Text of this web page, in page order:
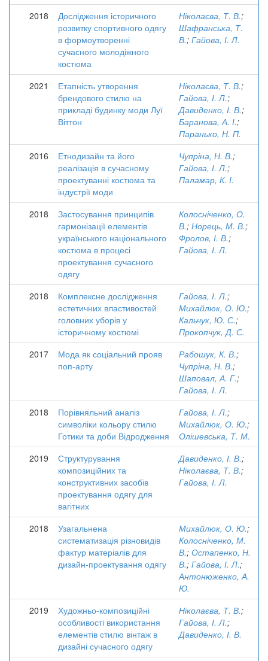
2018
Дослідження історичного
розвитку спортивного одягу
в формоутворенні
сучасного молодіжного
костюма
Ніколаєва, Т. В.;
Шафранська, Т.
В.; Гайова, І. Л.
2021
Етапність утворення
брендового стилю на
прикладі будинку моди Луї
Віттон
Ніколаєва, Т. В.;
Гайова, І. Л.;
Давиденко, І. В.;
Баранова, А. І.;
Паранько, Н. П.
2016
Етнодизайн та його
реалізація в сучасному
проектуванні костюма та
індустрії моди
Чупріна, Н. В.;
Гайова, І. Л.;
Паламар, К. І.
2018
Застосування принципів
гармонізації елементів
українського національного
костюма в процесі
проектування сучасного
одягу
Колосніченко, О.
В.; Норець, М. В.;
Фролов, І. В.;
Гайова, І. Л.
2018
Комплексне дослідження
естетичних властивостей
головних уборів у
історичному костюмі
Гайова, І. Л.;
Михайлюк, О. Ю.;
Кальчук, Ю. С.;
Прокопчук, Д. С.
2017
Мода як соціальний прояв
поп-арту
Рабошук, К. В.;
Чупріна, Н. В.;
Шаповал, А. Г.;
Гайова, І. Л.
2018
Порівняльний аналіз
символіки кольору стилю
Готики та доби Відродження
Гайова, І. Л.;
Михайлюк, О. Ю.;
Олішевська, Т. М.
2019
Структурування
композиційних та
конструктивних засобів
проектування одягу для
вагітних
Давиденко, І. В.;
Ніколаєва, Т. В.;
Гайова, І. Л.
2018
Узагальнена
систематизація різновидів
фактур матеріалів для
дизайн-проектування одягу
Михайлюк, О. Ю.;
Колосніченко, М.
В.; Остапенко, Н.
В.; Гайова, І. Л.;
Антонюженко, А.
Ю.
2019
Художньо-композиційні
особливості використання
елементів стилю вінтаж в
дизайні сучасного одягу
Ніколаєва, Т. В.;
Гайова, І. Л.;
Давиденко, І. В.